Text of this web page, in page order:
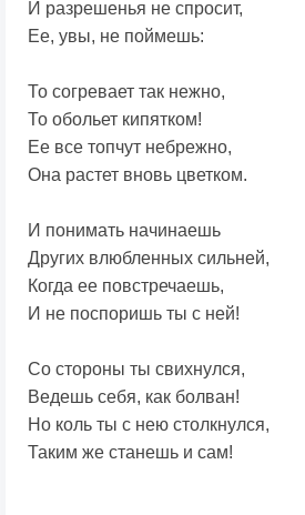
И разрешенья не спросит,
Ее, увы, не поймешь:
То согревает так нежно,
То обольет кипятком!
Ее все топчут небрежно,
Она растет вновь цветком.
И понимать начинаешь
Других влюбленных сильней,
Когда ее повстречаешь,
И не поспоришь ты с ней!
Со стороны ты свихнулся,
Ведешь себя, как болван!
Но коль ты с нею столкнулся,
Таким же станешь и сам!